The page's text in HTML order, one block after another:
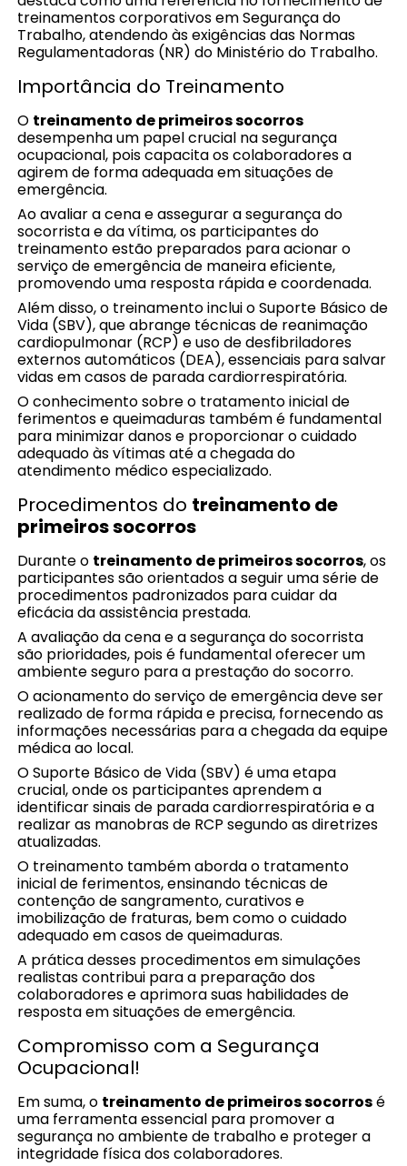
treinamentos corporativos em Segurança do
Trabalho, atendendo às exigências das Normas
Regulamentadoras (NR) do Ministério do Trabalho.
Importância do Treinamento
O treinamento de primeiros socorros
desempenha um papel crucial na segurança
ocupacional, pois capacita os colaboradores a
agirem de forma adequada em situações de
emergência.
Ao avaliar a cena e assegurar a segurança do
socorrista e da vítima, os participantes do
treinamento estão preparados para acionar o
serviço de emergência de maneira eficiente,
promovendo uma resposta rápida e coordenada.
Além disso, o treinamento inclui o Suporte Básico de
Vida (SBV), que abrange técnicas de reanimação
cardiopulmonar (RCP) e uso de desfibriladores
externos automáticos (DEA), essenciais para salvar
vidas em casos de parada cardiorrespiratória.
O conhecimento sobre o tratamento inicial de
ferimentos e queimaduras também é fundamental
para minimizar danos e proporcionar o cuidado
adequado às vítimas até a chegada do
atendimento médico especializado.
Procedimentos do treinamento de
primeiros socorros
Durante o treinamento de primeiros socorros, os
participantes são orientados a seguir uma série de
procedimentos padronizados para cuidar da
eficácia da assistência prestada.
A avaliação da cena e a segurança do socorrista
são prioridades, pois é fundamental oferecer um
ambiente seguro para a prestação do socorro.
O acionamento do serviço de emergência deve ser
realizado de forma rápida e precisa, fornecendo as
informações necessárias para a chegada da equipe
médica ao local.
O Suporte Básico de Vida (SBV) é uma etapa
crucial, onde os participantes aprendem a
identificar sinais de parada cardiorrespiratória e a
realizar as manobras de RCP segundo as diretrizes
atualizadas.
O treinamento também aborda o tratamento
inicial de ferimentos, ensinando técnicas de
contenção de sangramento, curativos e
imobilização de fraturas, bem como o cuidado
adequado em casos de queimaduras.
A prática desses procedimentos em simulações
realistas contribui para a preparação dos
colaboradores e aprimora suas habilidades de
resposta em situações de emergência.
Compromisso com a Segurança
Ocupacional!
Em suma, o treinamento de primeiros socorrosé
uma ferramenta essencial para promover a
segurança no ambiente de trabalho e proteger a
integridade física dos colaboradores.